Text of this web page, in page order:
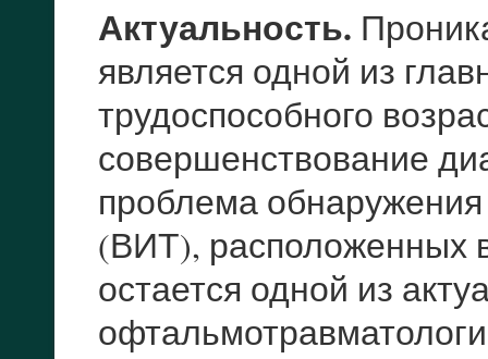
Актуальность.
является одной из
трудоспособного
совершенствование
проблема
(ВИТ), расположенных
остается одной из